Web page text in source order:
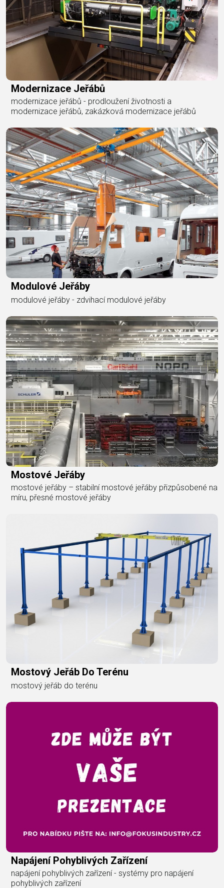
Modernizace Jeřábů
modernizace jeřábů - prodloužení životnosti a
modernizace jeřábů, zakázková modernizace jeřábů
Modulové Jeřáby
modulové jeřáby - zdvihací modulové jeřáby
Mostové Jeřáby
mostové jeřáby – stabilní mostové jeřáby přizpůsobené na
míru, přesné mostové jeřáby
Mostový Jeřáb Do Terénu
mostový jeřáb do terénu
Napájení Pohyblivých Zařízení
napájení pohyblivých zařízení - systémy pro napájení
pohyblivých zařízení